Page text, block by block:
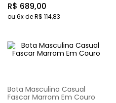
R$ 689,00
ou 6x deR$ 114,83
Bota Masculina Casual
Fascar Marrom Em Couro